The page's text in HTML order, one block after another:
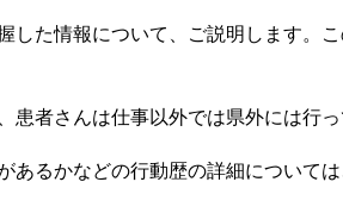
した情報について、ご説明します。
者さんは仕事以外では県外には行っ
るかなどの行動歴の詳細については